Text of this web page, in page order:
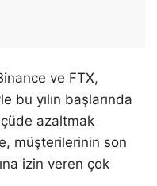
ve FTX,
bu yılın başlarında
azaltmak
müşterilerinin son
izin veren çok